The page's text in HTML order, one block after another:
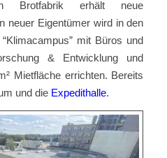
Brotfabrik erhält neue
neuer Eigentümer wird in den
mit Büros und
& Entwicklung und
Mietfläche errichten. Bereits
und die Expedithalle.